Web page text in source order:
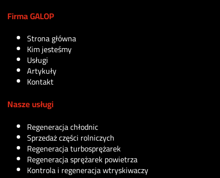
Firma GALOP
Strona główna
Kim jesteśmy
Usługi
Artykuły
Kontakt
Nasze usługi
Regeneracja chłodnic
Sprzedaż części rolniczych
Regeneracja turbosprężarek
Regeneracja sprężarek powietrza
Kontrola i regeneracja wtryskiwaczy